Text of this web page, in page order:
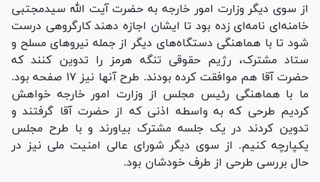
از سوی دیگر وزارت امور خارجه به حضرت آیت الله سیدمجتبی
خامنه‌ای نامه‌ای زده بود تا ایشان اجازه دهند کارگروهی درست
شود تا با هماهنگی دستگاه‌های دیگر از جمله نیرو‌های مسلح و
ستاد مشترک، رژیم حقوقی تنگه هرمز را تدوین کنند که
حضرت آقا هم موافقت کرده بودند. طرح آنها نیز ۱۷ صفحه بود.
ما با هماهنگی رئیس مجلس از وزارت امور خارجه خواهش
کردیم طرحی که به واسطه اذنی که از حضرت آقا گرفتند و
تدوین کردند در یک جلسه مشترک بیاورند و با طرح مجلس
یکپارچه کنیم. از سوی دیگر شورای عالی امنیت ملی نیز در
حال بررسی طرحی از طرف خودشان بود.